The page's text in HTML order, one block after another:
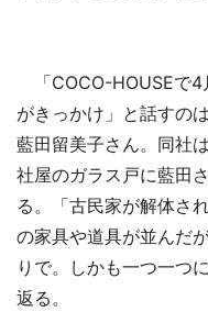
「COCO-HOUSEで4
がきっかけ」と話すの
藍田留美子さん。同社
社屋のガラス戸に藍田
る。「古民家が解体さ
の家具や道具が並んだ
りで。しかも一つ一つ
返る。